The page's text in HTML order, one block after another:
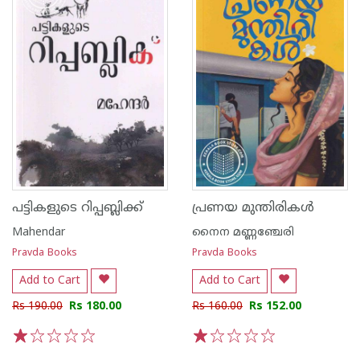
പട്ടികളുടെ റിപ്പബ്ലിക്ക്
Mahendar
Pravda Books
Add to Cart
Rs 190.00 Rs 180.00
പ്രണയ മുന്തിരികൾ
നൈന മണ്ണഞ്ചേരി
Pravda Books
Add to Cart
Rs 160.00 Rs 152.00